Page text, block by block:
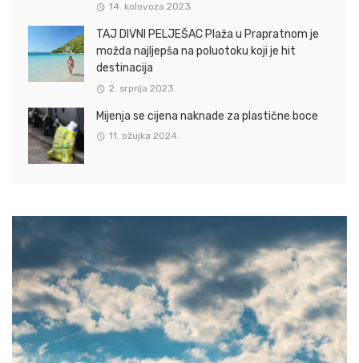
14. kolovoza 2023.
TAJ DIVNI PELJEŠAC Plaža u Prapratnom je
možda najljepša na poluotoku koji je hit
destinacija
2. srpnja 2023.
Mijenja se cijena naknade za plastične boce
11. ožujka 2024.